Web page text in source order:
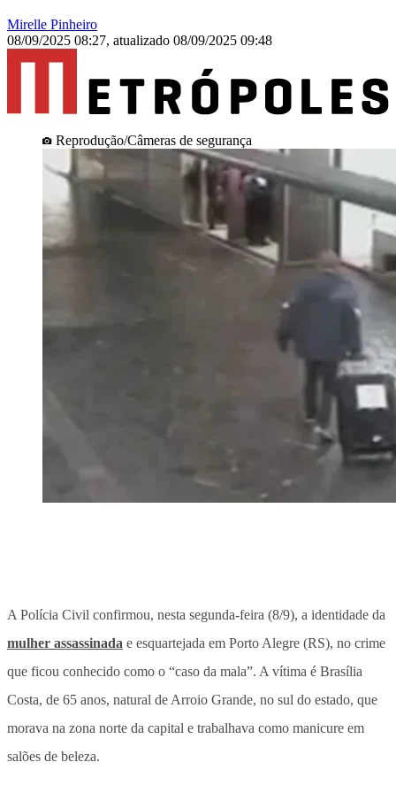
Mirelle Pinheiro
08/09/2025 08:27, atualizado 08/09/2025 09:48
Reprodução/Câmeras de segurança
A Polícia Civil confirmou, nesta segunda-feira (8/9), a identidade da
mulher assassinada e esquartejada em Porto Alegre (RS), no crime
que ficou conhecido como o “caso da mala”. A vítima é Brasília
Costa, de 65 anos, natural de Arroio Grande, no sul do estado, que
morava na zona norte da capital e trabalhava como manicure em
salões de beleza.